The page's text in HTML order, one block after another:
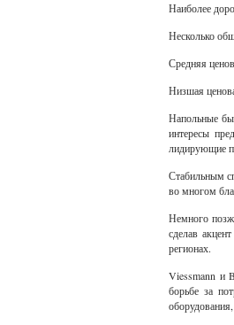
Наиболее
Несколько
Средняя
Низшая
Напольные
интересы
лидирующие
Стабильным
во многом
Немного
сделав
регионах.
Viessmann и
борьбе за